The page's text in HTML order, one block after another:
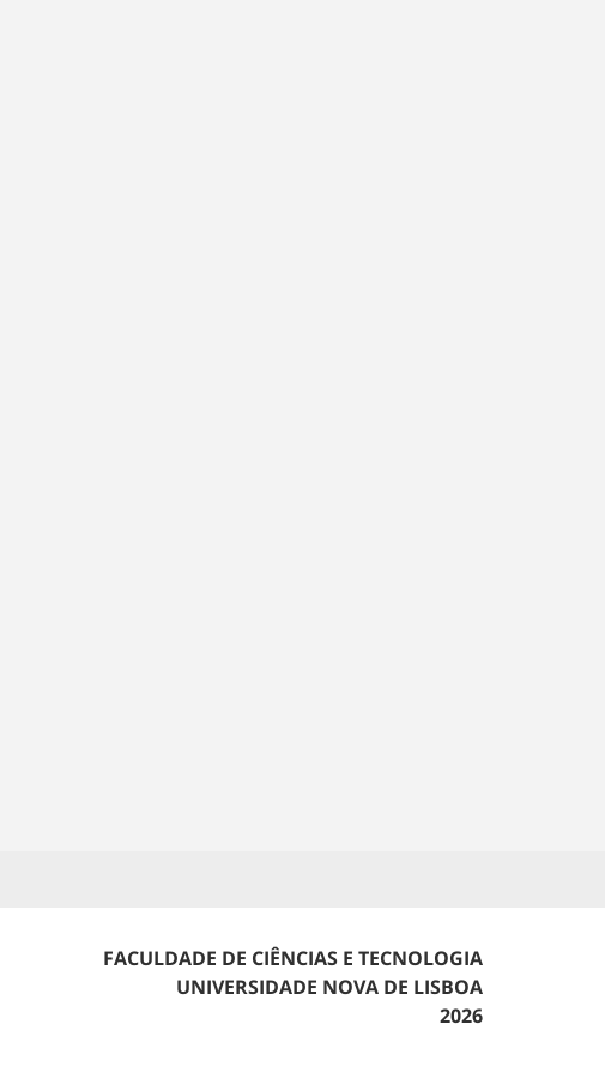
FACULDADE DE CIÊNCIAS E TECNOLOGIA
UNIVERSIDADE NOVA DE LISBOA
2026